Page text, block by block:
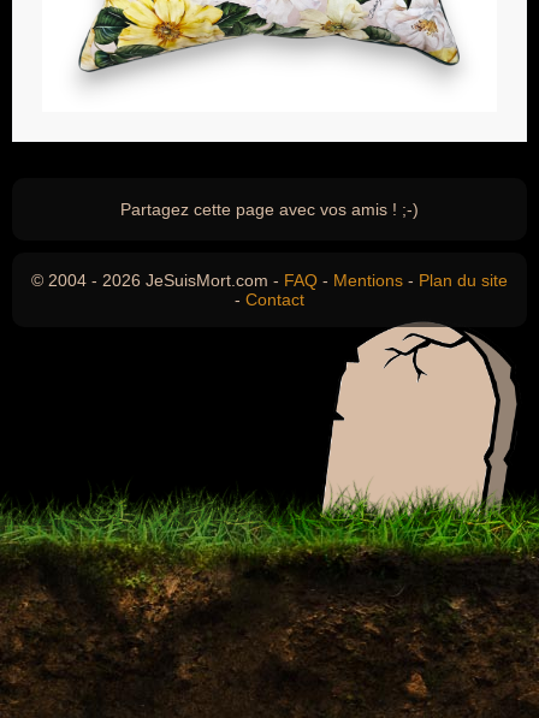
Partagez cette page avec vos amis ! ;-)
© 2004 - 2026 JeSuisMort.com - FAQ - Mentions - Plan du site
- Contact